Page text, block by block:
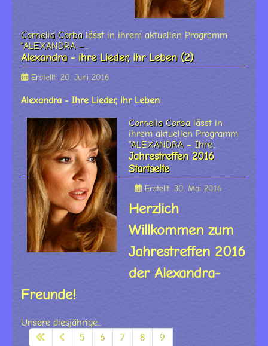
Cornelia Corba lässt in ihrem aktuellen Programm
"ALEXANDRA –...
Alexandra - ihre Lieder, ihr Leben (2)
Erstellt: 20. Juni 2016
Alexandra - Ihre Lieder, ihr Leben
Cornelia Corba lässt in
ihrem aktuellen Programm
"ALEXANDRA – Ihre...
Jahrestreffen 2016
Startseite
Erstellt: 30. Mai 2016
Herzlich
Willkommen zum
Jahrestreffen 2016
der Alexandra-
Freunde!
Unsere diesjährige...
5
6 7 8 9